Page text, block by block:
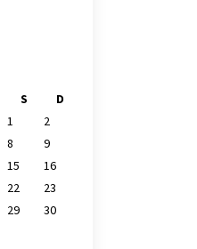
S
D
1
2
8
9
15
16
22
23
29
30